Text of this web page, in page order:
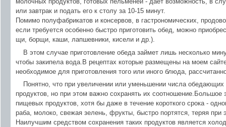
или завтрак и подать его к столу за 10-15 минут.
Помимо полуфабрикатов и консервов, в гастрономических,
если требуется особенно быстро приготовить обед, можно
щи, борщи, каши, лапшевники, кисели и др.).
В этом случае приготовление обеда займет лишь несколько
чтобы закипела вода.В рецептах которые размещены на моем
необходимое для приготовления того или иного блюда,
Понятно, что при увеличении или уменьшении числа
продуктов, но при этом важно сохранять их соотношение.Большое
пищевых продуктов, хотя бы даже в течение короткого срока -
раба, молоко, свежая зелень, фрукты, быстро портятся, теряя при
Наилучшим средством сохранения таких продуктов является